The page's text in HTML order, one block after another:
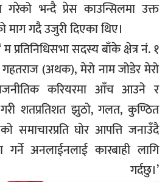
भन्दै प्रेस काउन्सिलमा उक्त
माग गदै उजुरी दिएका थिए।
प्रतिनिधिसभा सदस्य बाँके क्षेत्र नं. १
गहतराज (अथक), मेरो नाम जोडेर मेरो
राजनीतिक करियरमा आँच आउने र
शतप्रतिशत झुठो, गलत, कुण्ठित
समाचारप्रति घोर आपत्ति जनाउँदै
गर्ने अनलाईनलाई कारबाही लागि
गर्दछु।’